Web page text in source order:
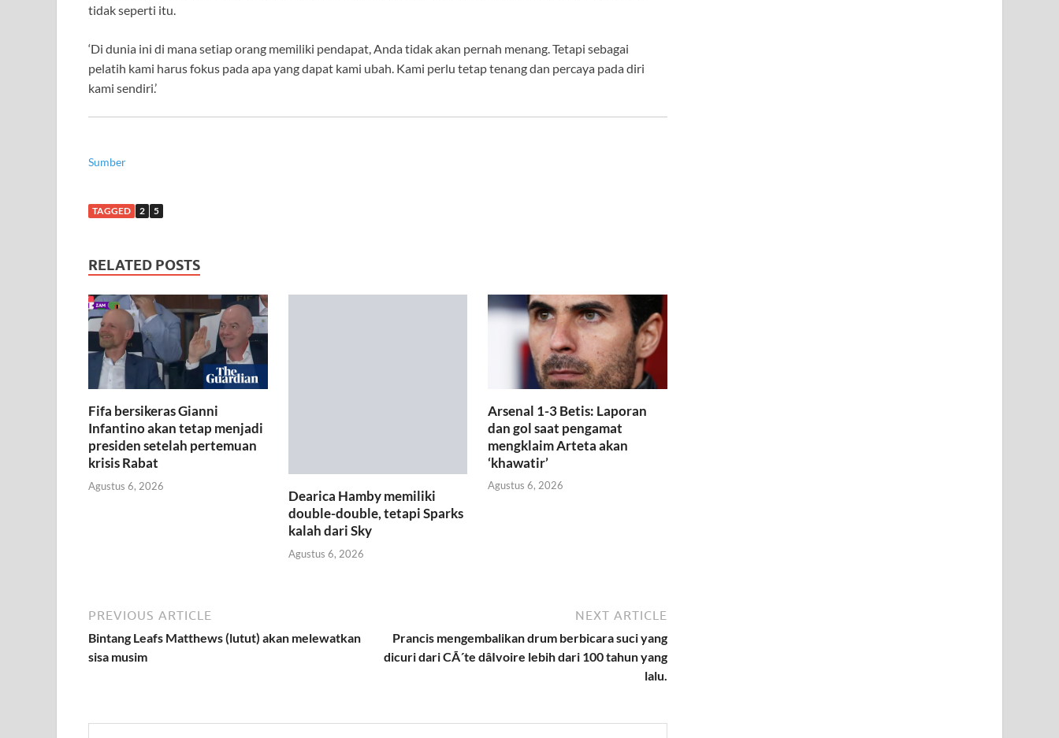
tidak seperti itu.
‘Di dunia ini di mana setiap orang memiliki pendapat, Anda tidak akan pernah menang. Tetapi sebagai
pelatih kami harus fokus pada apa yang dapat kami ubah. Kami perlu tetap tenang dan percaya pada diri
kami sendiri.’
Sumber
TAGGED 2 5
RELATED POSTS
Fifa bersikeras Gianni
Infantino akan tetap menjadi
presiden setelah pertemuan
krisis Rabat
Agustus 6, 2026
Dearica Hamby memiliki
double-double, tetapi Sparks
kalah dari Sky
Agustus 6, 2026
Arsenal 1-3 Betis: Laporan
dan gol saat pengamat
mengklaim Arteta akan
‘khawatir’
Agustus 6, 2026
PREVIOUS ARTICLE
Bintang Leafs Matthews (lutut) akan melewatkan
sisa musim
NEXT ARTICLE
Prancis mengembalikan drum berbicara suci yang
dicuri dari CÃ´te dâIvoire lebih dari 100 tahun yang
lalu.